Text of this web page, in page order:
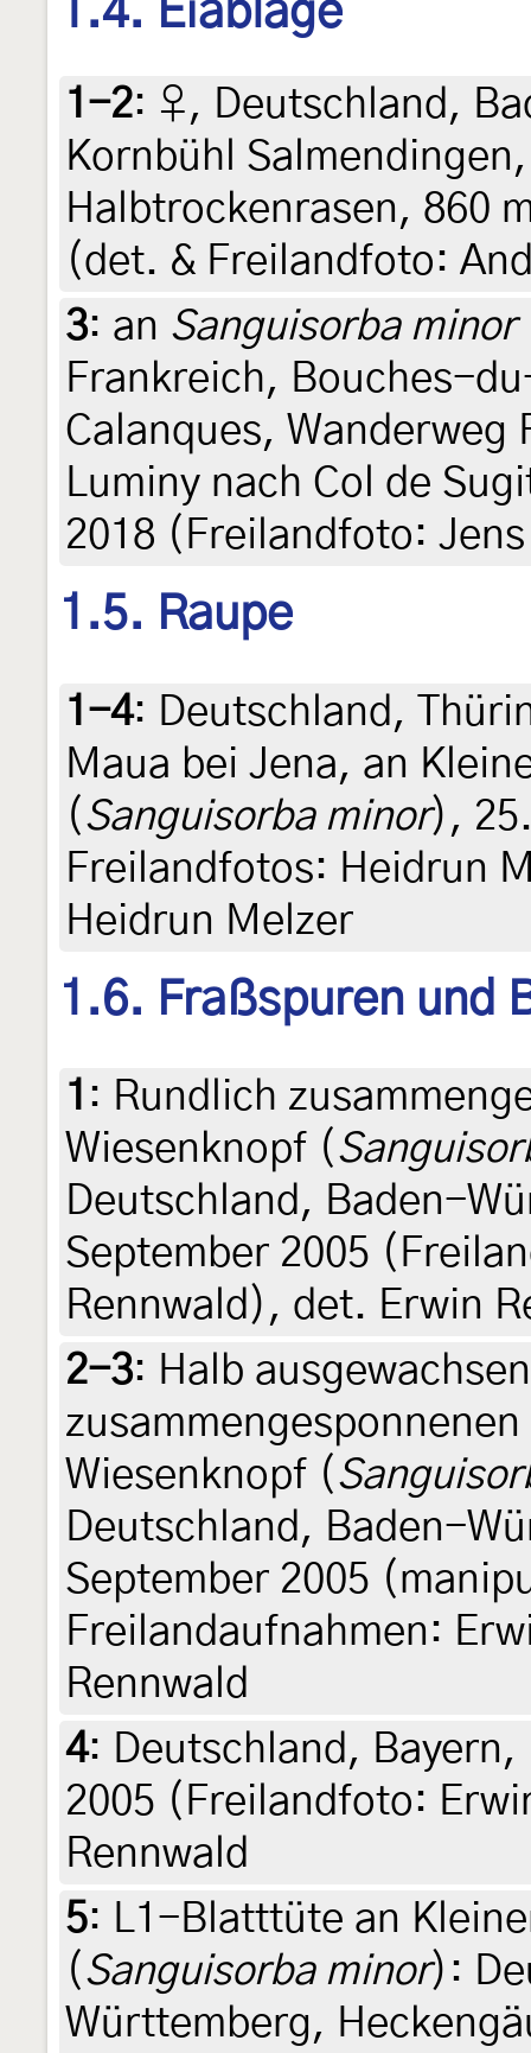
1.4. Eiablage
1-2: ♀, Deutschland,
Kornbühl
Halbtrockenrasen, 860
(det. & Freilandfoto:
3: an Sanguisorba minor
Frankreich, Bouches-
Calanques, Wanderweg
Luminy nach Col de
2018 (Freilandfoto:
1.5. Raupe
1-4: Deutschland,
Maua bei Jena, an
( Sanguisorba minor),
Freilandfotos: Heidrun
Heidrun Melzer
1.6. Fraßspuren und
1 : Rundlich
Wiesenknopf (
Deutschland, Baden-
September 2005
Rennwald), det. Erwin
2-3: Halb
Wiesenknopf (
Deutschland, Baden-
September 2005
Freilandaufnahmen:
Rennwald
4: Deutschland,
2005 (Freilandfoto:
Rennwald
5: L1-Blatttüte an
( Sanguisorba minor):
Württemberg,